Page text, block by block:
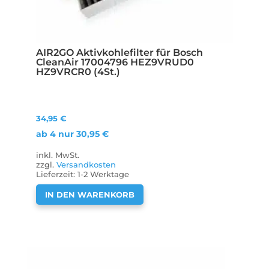
AIR2GO Aktivkohlefilter für Bosch
CleanAir 17004796 HEZ9VRUD0
HZ9VRCR0 (4St.)
34,95 €
ab 4 nur 30,95 €
inkl. MwSt.
zzgl. Versandkosten
Lieferzeit: 1-2 Werktage
IN DEN WARENKORB